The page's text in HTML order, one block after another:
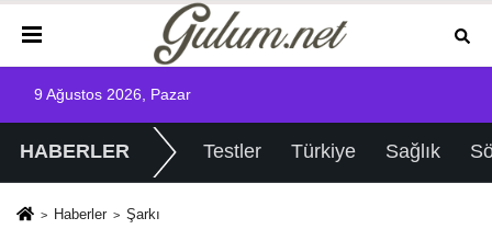
9 Ağustos 2026, Pazar
HABERLER Testler Türkiye Sağlık
Haberler Şarkı